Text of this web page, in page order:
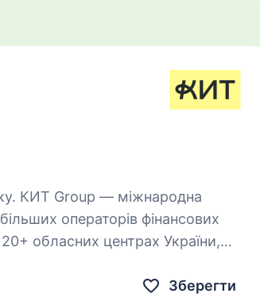
операторів фінансових
обласних центрах України,
Зберегти